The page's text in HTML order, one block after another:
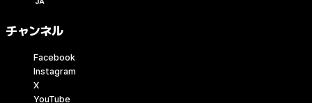
チャンネル
Facebook
Instagram
X
YouTube